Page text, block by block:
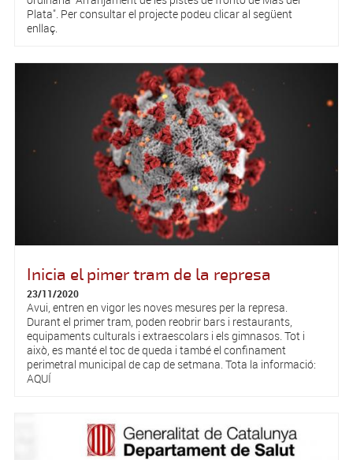
Plata". Per consultar el projecte podeu clicar al següent
enllaç.
Inicia el pimer tram de la represa
23/11/2020
Avui, entren en vigor les noves mesures per la represa.
Durant el primer tram, poden reobrir bars i restaurants,
equipaments culturals i extraescolars i els gimnasos. Tot i
això, es manté el toc de queda i també el confinament
perimetral municipal de cap de setmana. Tota la informació:
AQUÍ